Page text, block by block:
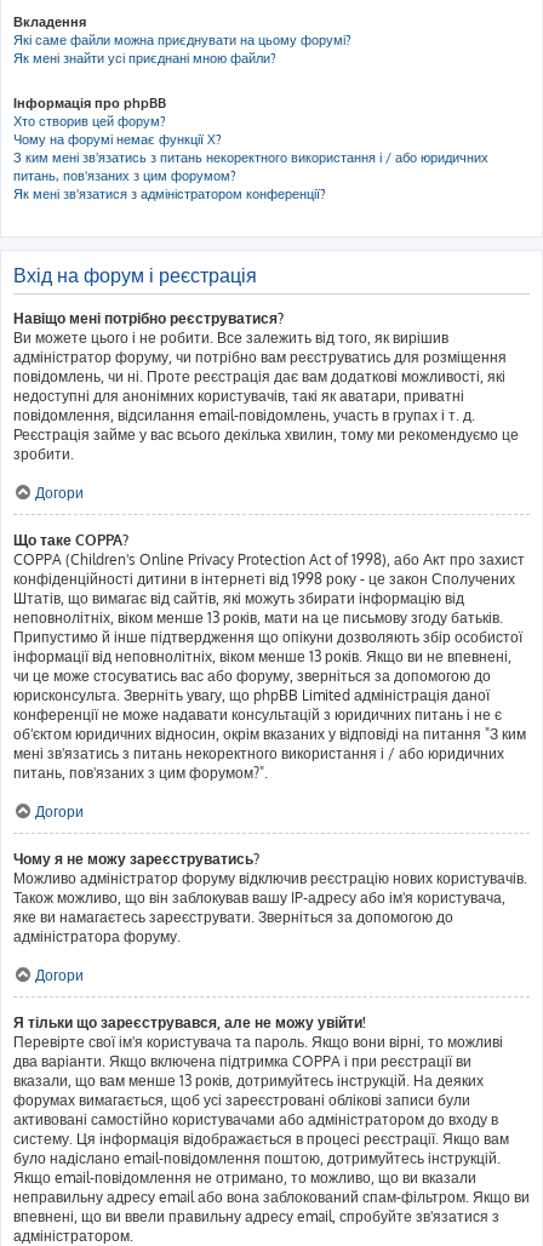
Вкладення
Які саме файли можна приєднувати на цьому форумі?
Як мені знайти усі приєднані мною файли?
Інформація про phpBB
Хто створив цей форум?
Чому на форумі немає функції X?
З ким мені зв'язатись з питань некоректного використання і / або юридичних
питань, пов'язаних з цим форумом?
Як мені зв'язатися з адміністратором конференції?
Вхід на форум і реєстрація
Навіщо мені потрібно реєструватися?
Ви можете цього і не робити. Все залежить від того, як вирішив
адміністратор форуму, чи потрібно вам реєструватись для розміщення
повідомлень, чи ні. Проте реєстрація дає вам додаткові можливості, які
недоступні для анонімних користувачів, такі як аватари, приватні
повідомлення, відсилання email-повідомлень, участь в групах і т. д.
Реєстрація займе у вас всього декілька хвилин, тому ми рекомендуємо це
зробити.
Догори
Що таке COPPA?
COPPA (Children's Online Privacy Protection Act of 1998), або Акт про захист
конфіденційності дитини в інтернеті від 1998 року - це закон Сполучених
Штатів, що вимагає від сайтів, які можуть збирати інформацію від
неповнолітніх, віком менше 13 років, мати на це письмову згоду батьків.
Припустимо й інше підтвердження що опікуни дозволяють збір особистої
інформації від неповнолітніх, віком менше 13 років. Якщо ви не впевнені,
чи це може стосуватись вас або форуму, зверніться за допомогою до
юрисконсульта. Зверніть увагу, що phpBB Limited адміністрація даної
конференції не може надавати консультацій з юридичних питань і не є
об'єктом юридичних відносин, окрім вказаних у відповіді на питання "З ким
мені зв'язатись з питань некоректного використання і / або юридичних
питань, пов'язаних з цим форумом?".
Догори
Чому я не можу зареєструватись?
Можливо адміністратор форуму відключив реєстрацію нових користувачів.
Також можливо, що він заблокував вашу IP-адресу або ім'я користувача,
яке ви намагаєтесь зареєструвати. Зверніться за допомогою до
адміністратора форуму.
Догори
Я тільки що зареєструвався, але не можу увійти!
Перевірте свої ім'я користувача та пароль. Якщо вони вірні, то можливі
два варіанти. Якщо включена підтримка COPPA і при реєстрації ви
вказали, що вам менше 13 років, дотримуйтесь інструкцій. На деяких
форумах вимагається, щоб усі зареєстровані облікові записи були
активовані самостійно користувачами або адміністратором до входу в
систему. Ця інформація відображається в процесі реєстрації. Якщо вам
було надіслано email-повідомлення поштою, дотримуйтесь інструкцій.
Якщо email-повідомлення не отримано, то можливо, що ви вказали
неправильну адресу email або вона заблокований спам-фільтром. Якщо ви
впевнені, що ви ввели правильну адресу email, спробуйте зв'язатися з
адміністратором.